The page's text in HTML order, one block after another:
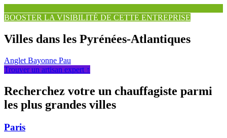
BOOSTER LA VISIBILITÉ DE CETTE ENTREPRISE
Villes dans les Pyrénées-Atlantiques
Anglet Bayonne Pau
Trouver un artisan expert ↑
Recherchez votre un chauffagiste parmi
les plus grandes villes
Paris